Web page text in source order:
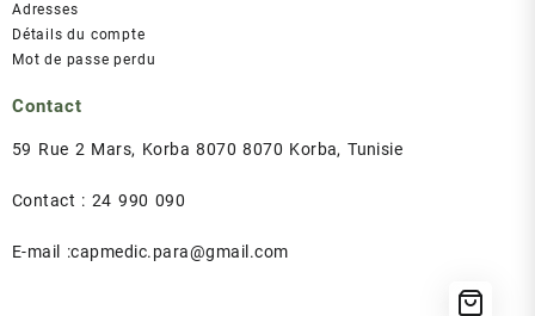
Adresses
Détails du compte
Mot de passe perdu
Contact
59 Rue 2 Mars, Korba 8070 8070 Korba, Tunisie
Contact : 24 990 090
E-mail :capmedic.para@gmail.com